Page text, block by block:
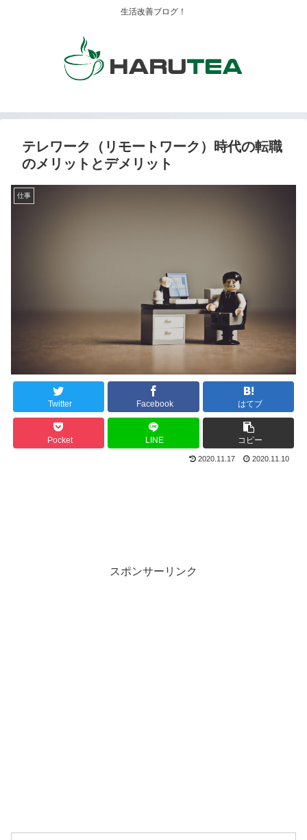
生活改善ブログ！
テレワーク（リモートワーク）時代の転職
のメリットとデメリット
仕事
Twitter Facebook はてブ
Pocket LINE コピー
2020.11.17 2020.11.10
スポンサーリンク